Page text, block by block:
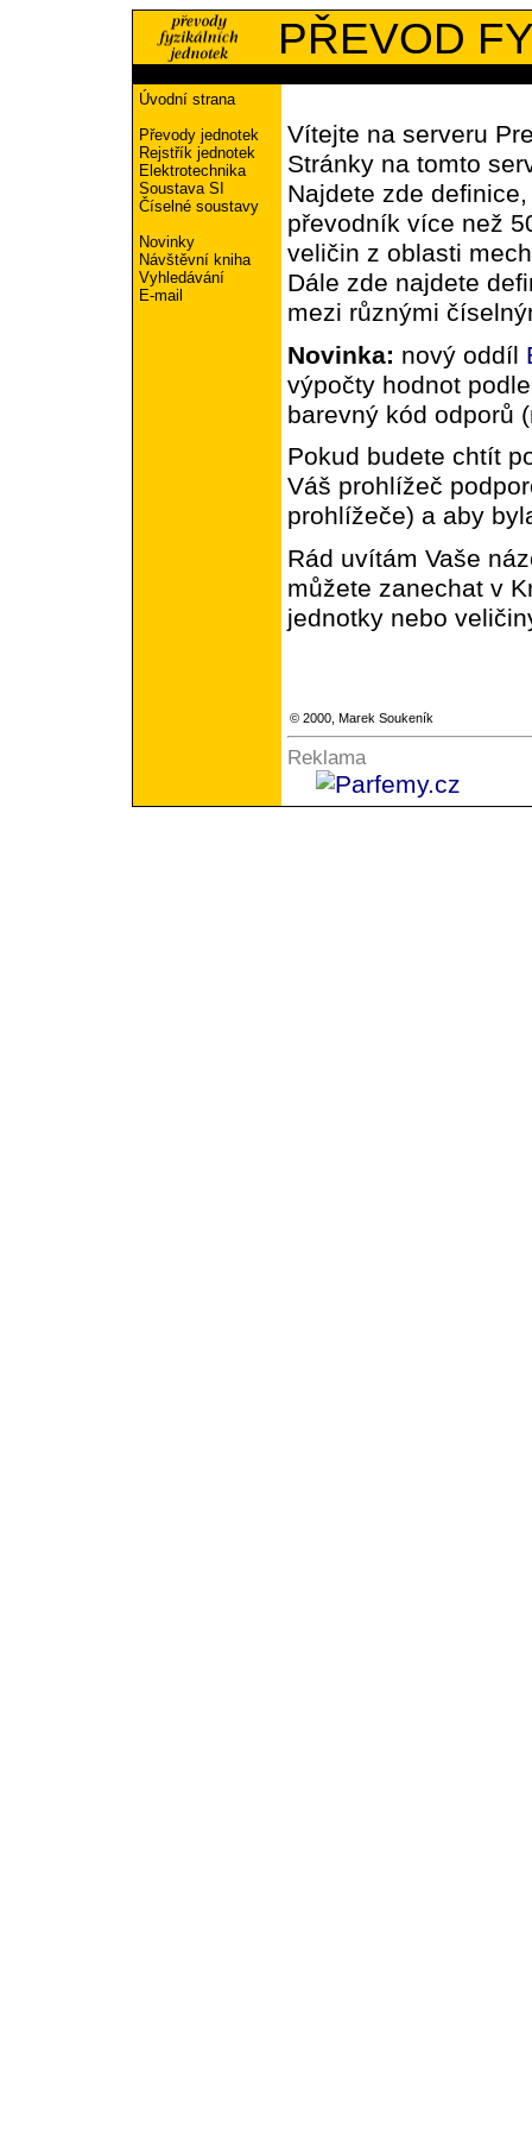
PŘEVOD
Úvodní strana
Převody jednotek
Rejstřík jednotek
Elektrotechnika
Soustava SI
Číselné soustavy
Novinky
Návštěvní kniha
Vyhledávání
E-mail
Vítejte na serveru
Stránky na tomto
Najdete zde
převodník více než
veličin z oblasti
Dále zde najdete
mezi různými
Novinka: nový oddíl
výpočty hodnot
barevný kód odporů
Pokud budete chtít
Váš prohlížeč
prohlížeče) a aby
Rád uvítám Vaše
můžete zanechat v
jednotky nebo
© 2000, Marek Soukeník
Reklama